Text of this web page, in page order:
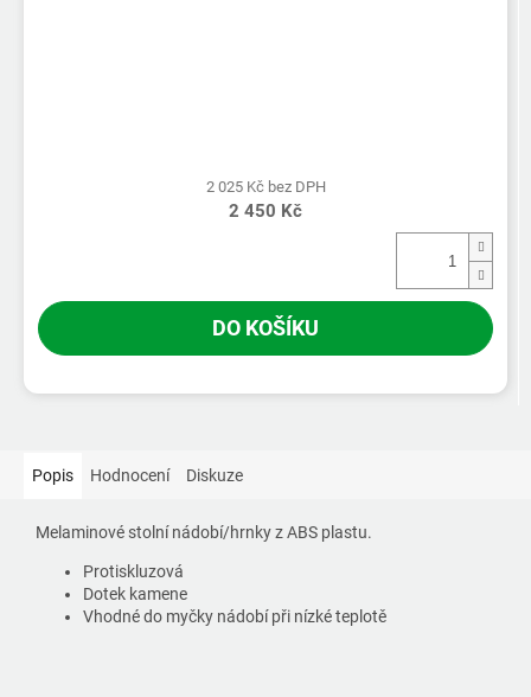
2 025 Kč bez DPH
2 450 Kč
DO KOŠÍKU
Popis Hodnocení Diskuze
Melaminové stolní nádobí/hrnky z ABS plastu.
Protiskluzová
Dotek kamene
Vhodné do myčky nádobí při nízké teplotě